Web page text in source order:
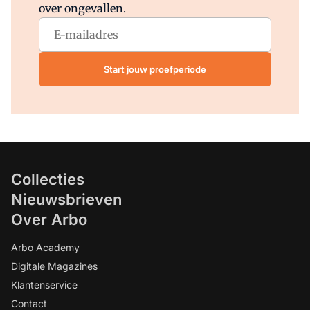
over ongevallen.
Start jouw proefperiode
Collecties
Nieuwsbrieven
Over Arbo
Arbo Academy
Digitale Magazines
Klantenservice
Contact